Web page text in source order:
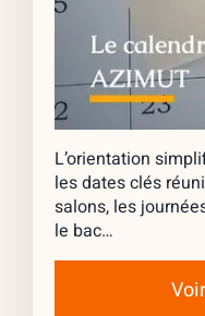
L’orientation
les dates clés
salons, les
le bac…